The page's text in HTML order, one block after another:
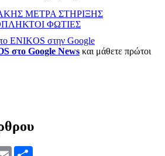
ΜΕΤΡΑ ΣΤΗΡΙΞΗΣ
ΦΩΤΙΕΣ
ENIKOS στην Google
στο Google News και μάθετε πρώτοι
Email